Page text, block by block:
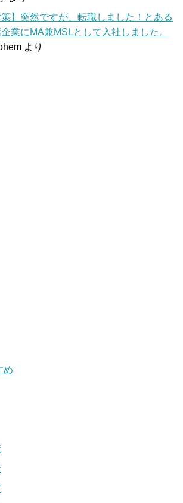
策】突然ですが、転職しました！とある
業にMA兼MSLとして入社しました。
より
め